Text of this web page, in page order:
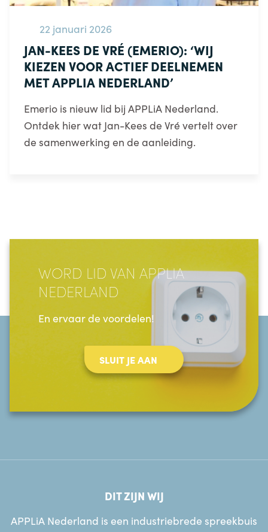
22 januari 2026
JAN-KEES DE VRÉ (EMERIO): ‘WIJ
KIEZEN VOOR ACTIEF DEELNEMEN
MET APPLIA NEDERLAND’
Emerio is nieuw lid bij APPLiA Nederland.
Ontdek hier wat Jan-Kees de Vré vertelt over
de samenwerking en de aanleiding.
WORD LID VAN APPLIA
NEDERLAND
En ervaar de voordelen!
SLUIT JE AAN
DIT ZIJN WIJ
APPLiA Nederland is een industriebrede spreekbuis